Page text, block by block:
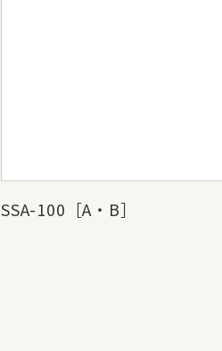
SSA-100［A・B］